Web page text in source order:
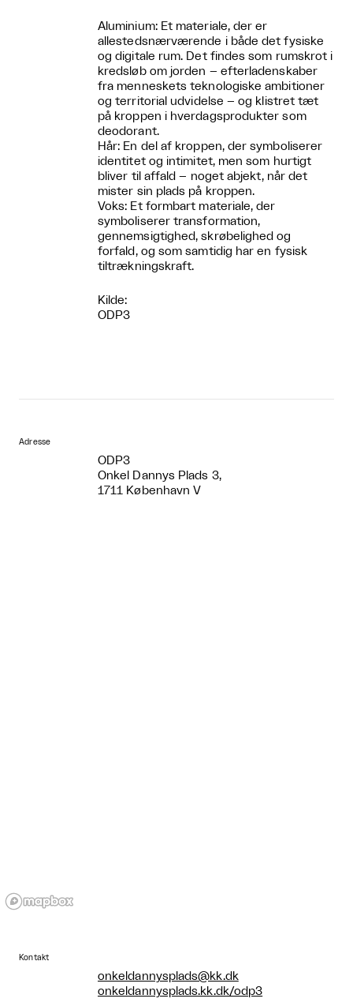
Aluminium: Et materiale, der er
allestedsnærværende i både det fysiske
og digitale rum. Det findes som rumskrot i
kredsløb om jorden – efterladenskaber
fra menneskets teknologiske ambitioner
og territorial udvidelse – og klistret tæt
på kroppen i hverdagsprodukter som
deodorant.
Hår: En del af kroppen, der symboliserer
identitet og intimitet, men som hurtigt
bliver til affald – noget abjekt, når det
mister sin plads på kroppen.
Voks: Et formbart materiale, der
symboliserer transformation,
gennemsigtighed, skrøbelighed og
forfald, og som samtidig har en fysisk
tiltrækningskraft.
Kilde:
ODP3
Adresse
ODP3
Onkel Dannys Plads 3,
1711 København V
Kontakt
onkeldannysplads@kk.dk
onkeldannysplads.kk.dk/odp3